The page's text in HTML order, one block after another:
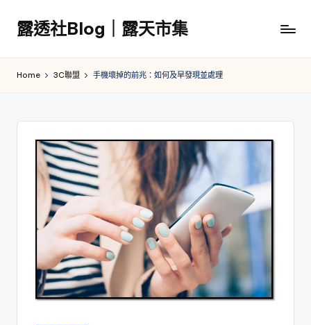
Skip
content
露透社Blog｜露天市集
社
Home 3C聯盟 手機壞掉的前兆：如何及早發現並處理